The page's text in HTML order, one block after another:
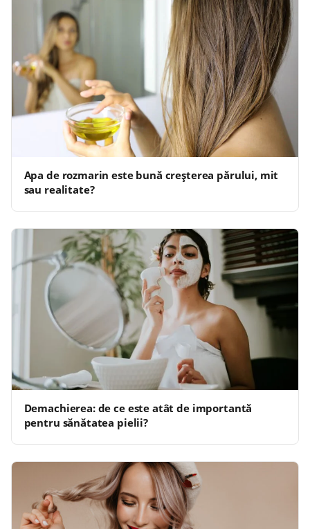
Apa de rozmarin este bună creșterea părului, mit
sau realitate?
Demachierea: de ce este atât de importantă
pentru sănătatea pielii?